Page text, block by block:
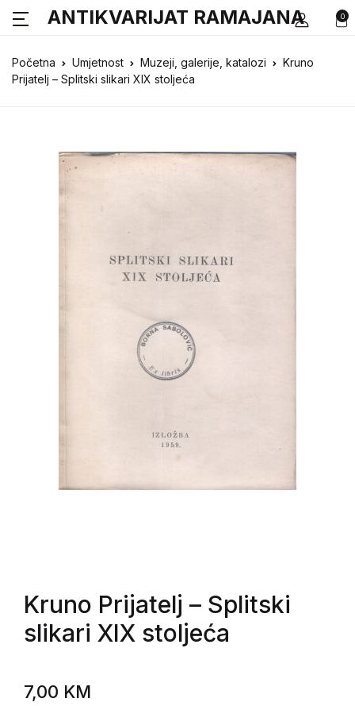
0
ANTIKVARIJAT RAMAJANA
Početna Umjetnost Muzeji, galerije, katalozi
Kruno
Prijatelj – Splitski slikari XIX stoljeća
Kruno Prijatelj – Splitski
slikari XIX stoljeća
7,00 KM